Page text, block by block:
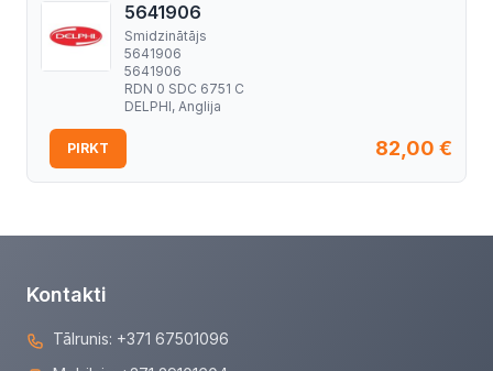
5641906
Smidzinātājs
5641906
5641906
RDN 0 SDC 6751 C
DELPHI, Anglija
82,00 €
PIRKT
Kontakti
Tālrunis: +371 67501096